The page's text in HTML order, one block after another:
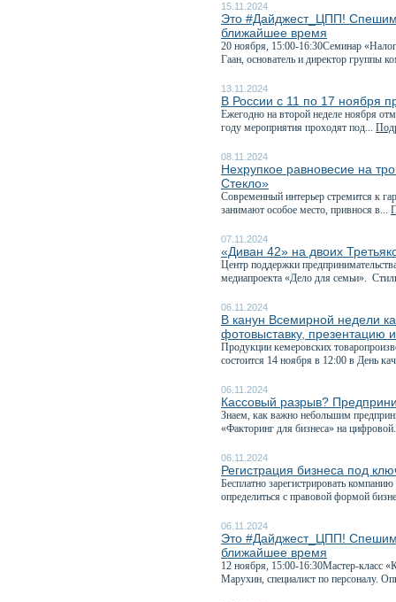
15.11.2024
Это #Дайджест_ЦПП! Спешим
ближайшее время
20 ноября, 15:00-16:30Семинар
Гаан, основатель и директор группы
13.11.2024
В России с 11 по 17 ноября
Ежегодно на второй неделе ноября
году мероприятия проходят под...
08.11.2024
Нехрупкое равновесие на
Стекло»
Современный интерьер стремится к
занимают особое место, привнося в...
07.11.2024
«Диван 42» на двоих
Центр поддержки
медиапроекта «Дело для семьи».
06.11.2024
В канун Всемирной недели
фотовыставку, презентацию
Продукции кемеровских
состоится 14 ноября в 12:00 в День
06.11.2024
Кассовый разрыв?
Знаем, как важно небольшим
«Факторинг для бизнеса» на
06.11.2024
Регистрация бизнеса под
Бесплатно зарегистрировать
определиться с правовой формой
06.11.2024
Это #Дайджест_ЦПП! Спешим
ближайшее время
12 ноября, 15:00-16:30Мастер-класс
Марухин, специалист по персоналу.